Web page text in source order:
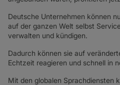
SD-WAN + SASE
LAN + DRAHTLOSES LAN
ALLE
Deutsche Unternehmen können
auf der ganzen Welt selbst
verwalten und kündigen.
Dadurch können sie auf
Echtzeit reagieren und schnell in
Mit den globalen Sprachdiensten